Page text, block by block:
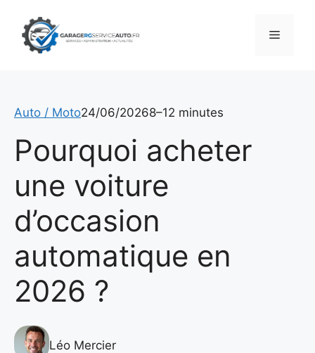
contenu
Menu
Auto / Moto24/06/20268–12 minutes
Pourquoi acheter
une voiture
d’occasion
automatique en
2026 ?
Léo Mercier